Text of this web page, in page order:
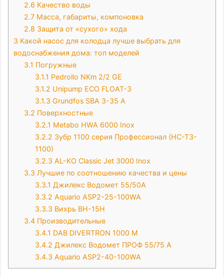
2.6 Качество воды
2.7 Масса, габариты, компоновка
2.8 Защита от «сухого» хода
3 Какой насос для колодца лучше выбрать для
водоснабжения дома: топ моделей
3.1 Погружные
3.1.1 Pedrollo NKm 2/2 GE
3.1.2 Unipump ECO FLOAT-3
3.1.3 Grundfos SBA 3-35 A
3.2 Поверхностные
3.2.1 Metabo HWA 6000 Inox
3.2.2 Зубр 1100 серия Профессионал (НС-Т3-
1100)
3.2.3 AL-KO Classic Jet 3000 Inox
3.3 Лучшие по соотношению качества и цены
3.3.1 Джилекс Водомет 55/50А
3.3.2 Aquario ASP2-25-100WA
3.3.3 Вихрь ВН-15Н
3.4 Производительные
3.4.1 DAB DIVERTRON 1000 M
3.4.2 Джилекс Водомет ПРОФ 55/75 А
3.4.3 Aquario ASP2-40-100WA